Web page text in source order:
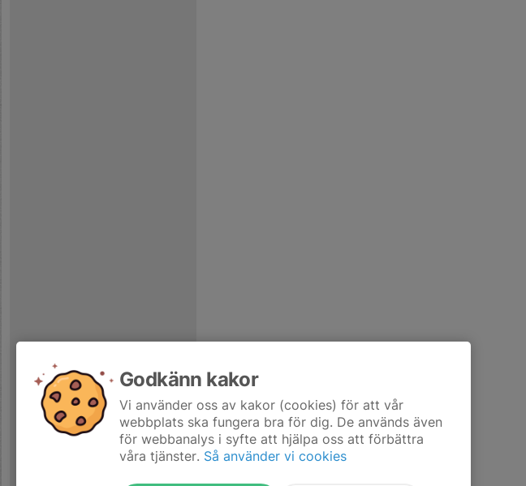
Godkänn kakor
Vi använder oss av kakor (cookies) för att vår
webbplats ska fungera bra för dig. De används även
för webbanalys i syfte att hjälpa oss att förbättra
våra tjänster. Så använder vi cookies